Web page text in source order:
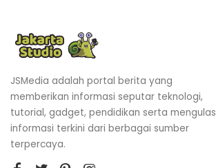
JSMedia adalah portal berita yang
memberikan informasi seputar teknologi,
tutorial, gadget, pendidikan serta mengulas
informasi terkini dari berbagai sumber
terpercaya.